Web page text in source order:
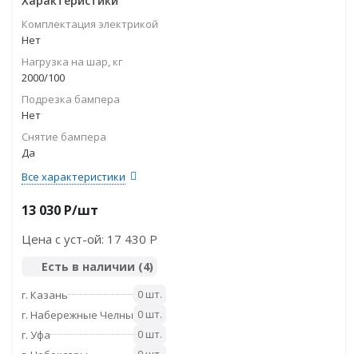
Комплектация электрикой
Нет
Нагрузка на шар, кг
2000/100
Подрезка бампера
Нет
Снятие бампера
Да
Все характеристики
13 030 P/шт
Цена с уст-ой: 17 430 P
Есть в наличии (4)
г. Казань
0 шт.
г. Набережные Челны 0 шт.
г. Уфа
0 шт.